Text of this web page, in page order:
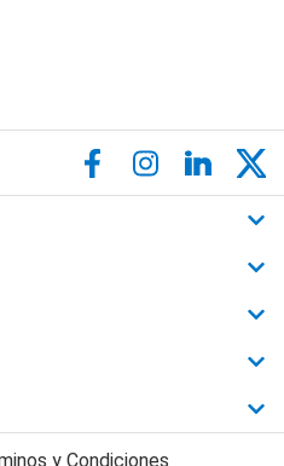
y Condiciones